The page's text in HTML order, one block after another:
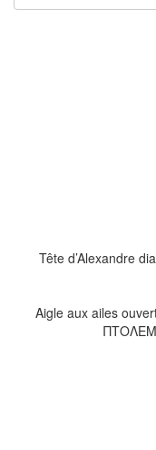
Tête d’Alexandre
Aigle aux ailes